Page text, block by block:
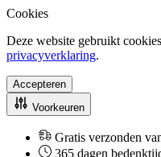
Cookies
Deze website gebruikt
privacyverklaring.
Accepteren
Voorkeuren
Gratis verzonden
365 dagen